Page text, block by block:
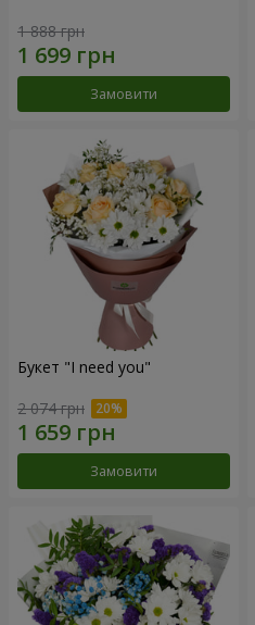
1 888 грн
Замовити
Букет "I need you"
2 074 грн
Замовити